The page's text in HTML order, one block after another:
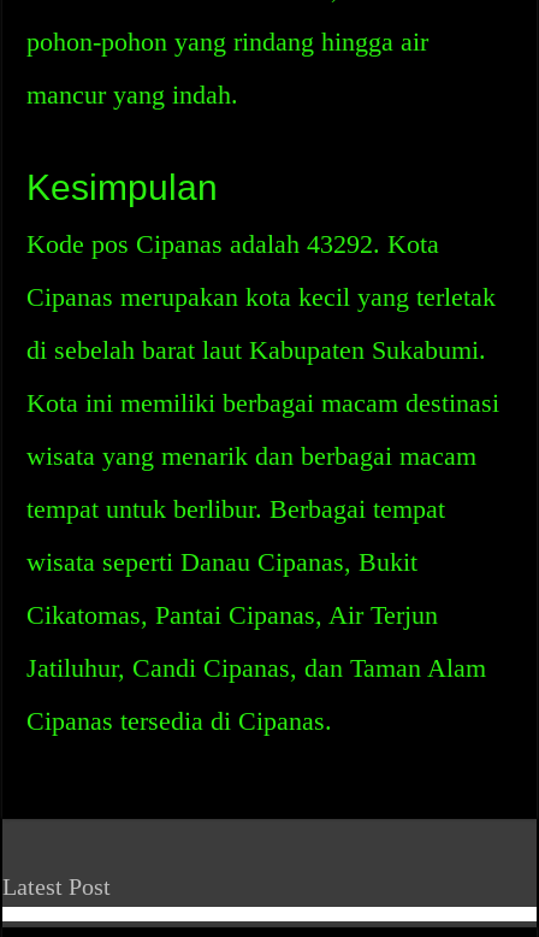
pohon-pohon yang rindang hingga air
mancur yang indah.
Kesimpulan
Kode pos Cipanas adalah 43292. Kota
Cipanas merupakan kota kecil yang terletak
di sebelah barat laut Kabupaten Sukabumi.
Kota ini memiliki berbagai macam destinasi
wisata yang menarik dan berbagai macam
tempat untuk berlibur. Berbagai tempat
wisata seperti Danau Cipanas, Bukit
Cikatomas, Pantai Cipanas, Air Terjun
Jatiluhur, Candi Cipanas, dan Taman Alam
Cipanas tersedia di Cipanas.
Latest Post